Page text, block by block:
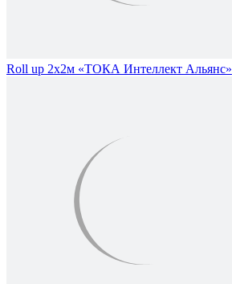
Roll up 2х2м «ТОКА Интеллект Альянс»